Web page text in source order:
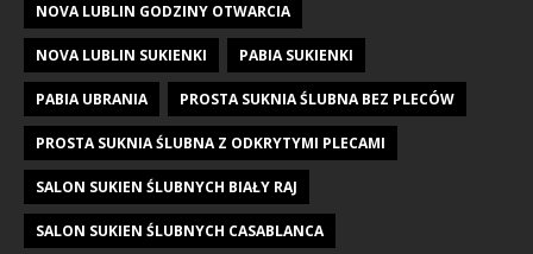
NOVA LUBLIN GODZINY OTWARCIA
NOVA LUBLIN SUKIENKI PABIA SUKIENKI
PABIA UBRANIA PROSTA SUKNIA ŚLUBNA BEZ PLECÓW
PROSTA SUKNIA ŚLUBNA Z ODKRYTYMI PLECAMI
SALON SUKIEN ŚLUBNYCH BIAŁY RAJ
SALON SUKIEN ŚLUBNYCH CASABLANCA